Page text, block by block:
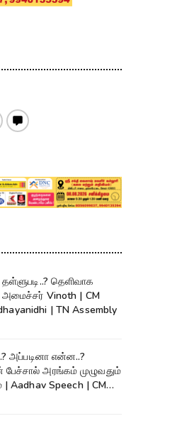
தெளிவாக
அமைச்சர் Vinoth | CM
| TN Assembly
அப்படினா என்ன..?
அரங்கம் முழுவதும்
Aadhav Speech | CM